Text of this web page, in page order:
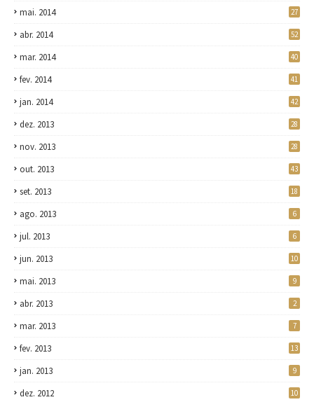
mai. 2014 27
abr. 2014 52
mar. 2014 40
fev. 2014 41
jan. 2014 42
dez. 2013 28
nov. 2013 28
out. 2013 43
set. 2013 18
ago. 2013 6
jul. 2013 6
jun. 2013 10
mai. 2013 9
abr. 2013 2
mar. 2013 7
fev. 2013 13
jan. 2013 9
dez. 2012 10